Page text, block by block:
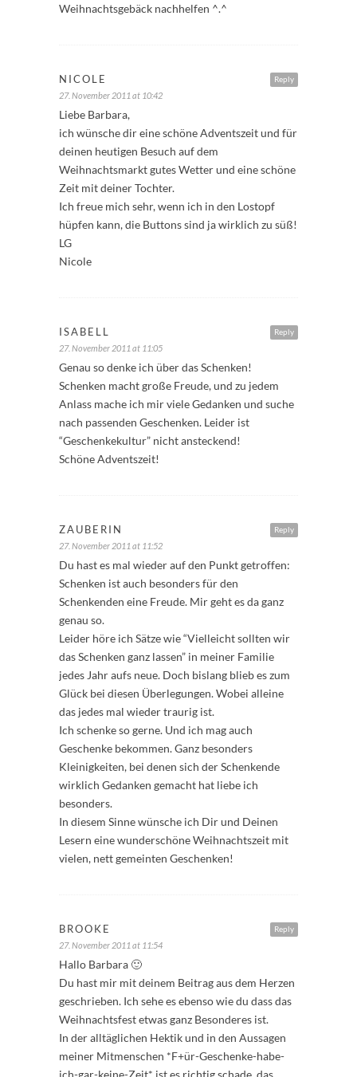
Weihnachtsgebäck nachhelfen ^.^
Reply
NICOLE
27. November 2011 at 10:42
Liebe Barbara,
ich wünsche dir eine schöne Adventszeit und für
deinen heutigen Besuch auf dem
Weihnachtsmarkt gutes Wetter und eine schöne
Zeit mit deiner Tochter.
Ich freue mich sehr, wenn ich in den Lostopf
hüpfen kann, die Buttons sind ja wirklich zu süß!
LG
Nicole
Reply
ISABELL
27. November 2011 at 11:05
Genau so denke ich über das Schenken!
Schenken macht große Freude, und zu jedem
Anlass mache ich mir viele Gedanken und suche
nach passenden Geschenken. Leider ist
“Geschenkekultur” nicht ansteckend!
Schöne Adventszeit!
Reply
ZAUBERIN
27. November 2011 at 11:52
Du hast es mal wieder auf den Punkt getroffen:
Schenken ist auch besonders für den
Schenkenden eine Freude. Mir geht es da ganz
genau so.
Leider höre ich Sätze wie “Vielleicht sollten wir
das Schenken ganz lassen” in meiner Familie
jedes Jahr aufs neue. Doch bislang blieb es zum
Glück bei diesen Überlegungen. Wobei alleine
das jedes mal wieder traurig ist.
Ich schenke so gerne. Und ich mag auch
Geschenke bekommen. Ganz besonders
Kleinigkeiten, bei denen sich der Schenkende
wirklich Gedanken gemacht hat liebe ich
besonders.
In diesem Sinne wünsche ich Dir und Deinen
Lesern eine wunderschöne Weihnachtszeit mit
vielen, nett gemeinten Geschenken!
Reply
BROOKE
27. November 2011 at 11:54
Hallo Barbara 🙂
Du hast mir mit deinem Beitrag aus dem Herzen
geschrieben. Ich sehe es ebenso wie du dass das
Weihnachtsfest etwas ganz Besonderes ist.
In der alltäglichen Hektik und in den Aussagen
meiner Mitmenschen *F+ür-Geschenke-habe-
ich-gar-keine-Zeit* ist es richtig schade, das